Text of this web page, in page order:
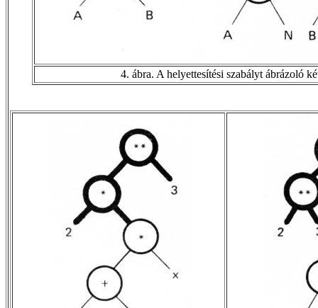
4. ábra. A helyettesítési szabályt ábrázoló